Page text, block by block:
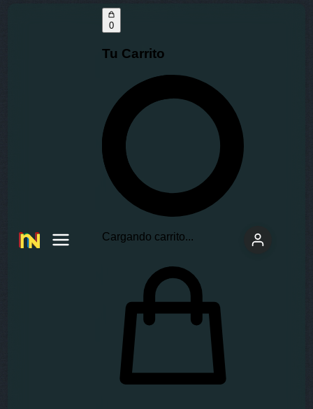
Insano
0
Tu Carrito
Cargando carrito...